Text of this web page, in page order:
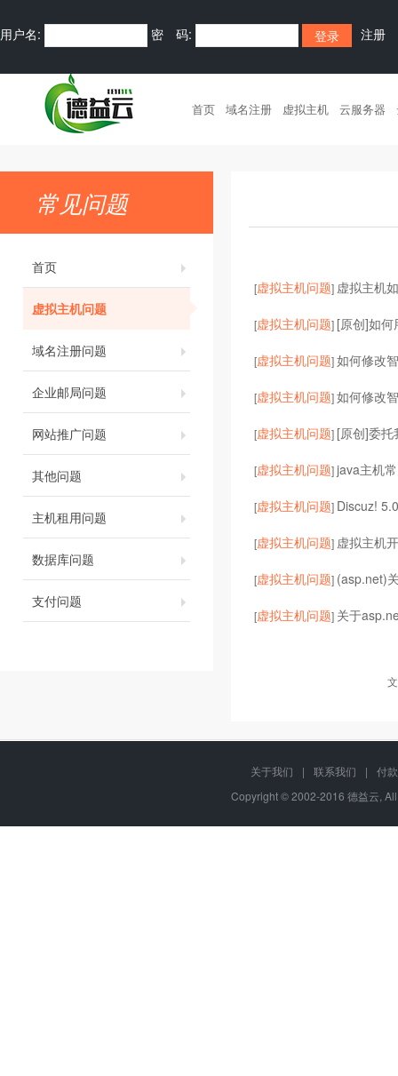
用户名: 密 码: 注册
首页 域名注册 虚拟主机 云服务器
常见问题
首页
虚拟主机问题
域名注册问题
企业邮局问题
网站推广问题
其他问题
主机租用问题
数据库问题
支付问题
[虚拟主机问题] 虚拟主机
[虚拟主机问题] [原创]如
[虚拟主机问题]如何修改
[虚拟主机问题]如何修改
[虚拟主机问题] [原创]委托
[虚拟主机问题]java主机
[虚拟主机问题] Discuz!
[虚拟主机问题] 虚拟主机
[虚拟主机问题] (asp.net)
[虚拟主机问题] 关于
关于我们 | 联系我们 |
付
Copyright © 2002-2016 德益云,